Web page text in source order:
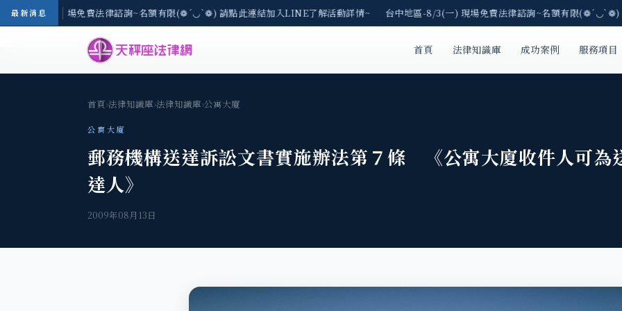
最新消息
-8/3(一) 現場免費法律諮詢~名額有限(❁´◡`❁) 請點此連結加入LINE了解活動詳情~ 台中地區-8/3(一) 現場免費法律諮詢~名額有限(❁´◡`❁) 請
首頁 法律知識庫 成功案例 服務項目
首頁›法律知識庫›法律知識庫›公寓大廈
公寓大廈
郵務機構送達訴訟文書實施辦法第７條 《公寓大廈收件人可為
達人》
2009年08月13日